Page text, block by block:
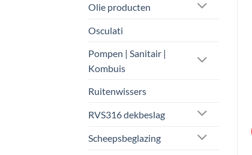
Olie producten
Osculati
Pompen | Sanitair |
Kombuis
Ruitenwissers
RVS316 dekbeslag
Scheepsbeglazing